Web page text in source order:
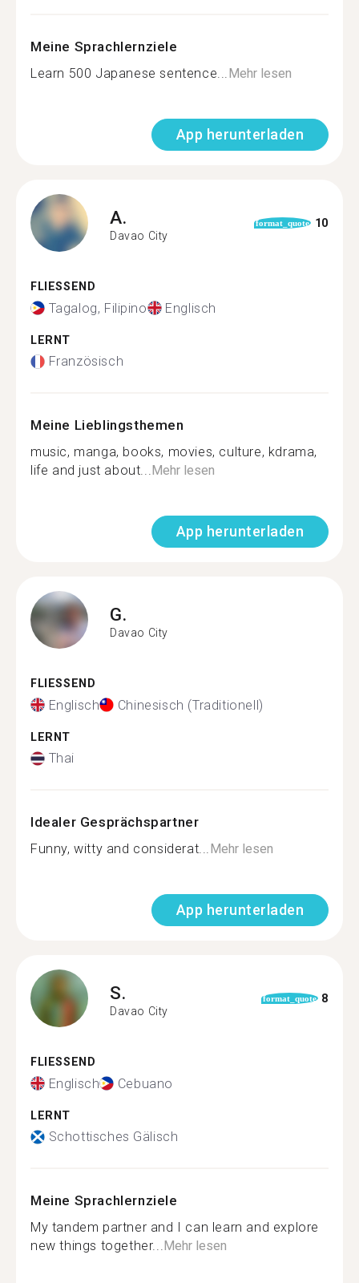
Meine Sprachlernziele
Learn 500 Japanese sentence...Mehr lesen
App herunterladen
A.
Davao City
format_quote 10
FLIESSEND
Tagalog, Filipino Englisch
LERNT
Französisch
Meine Lieblingsthemen
music, manga, books, movies, culture, kdrama,
life and just about...Mehr lesen
App herunterladen
G.
Davao City
FLIESSEND
Englisch Chinesisch (Traditionell)
LERNT
Thai
Idealer Gesprächspartner
Funny, witty and considerat...Mehr lesen
App herunterladen
S.
Davao City
format_quote 8
FLIESSEND
Englisch Cebuano
LERNT
Schottisches Gälisch
Meine Sprachlernziele
My tandem partner and I can learn and explore
new things together...Mehr lesen